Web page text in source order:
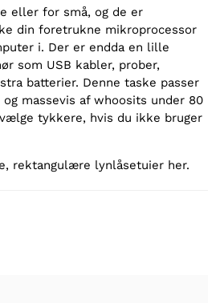
eller for små, og de er
din foretrukne mikroprocessor
i. Der er endda en lille
som USB kabler, prober,
batterier. Denne taske passer
massevis af whoosits under 80
tykkere, hvis du ikke bruger
rektangulære lynlåsetuier her.